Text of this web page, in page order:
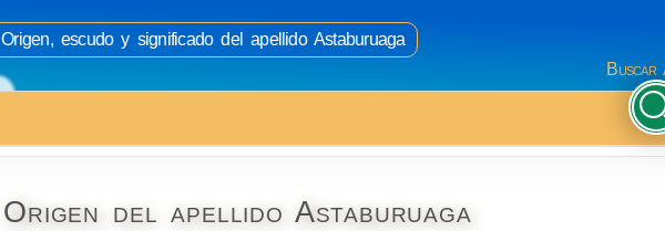
Origen, escudo y significado del apellido Astaburuaga
Buscar
Origen del apellido Astaburuaga